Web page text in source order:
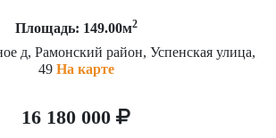
Площадь: 149.00м2
д, Рамонский район, Успенская улица,
49 На карте
16 180 000